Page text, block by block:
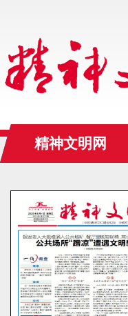
精神文明网